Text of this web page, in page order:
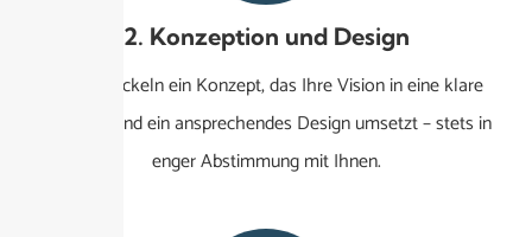
2. Konzeption und Design
Wir entwickeln ein Konzept, das Ihre Vision in eine klare
Strategie und ein ansprechendes Design umsetzt – stets in
enger Abstimmung mit Ihnen.